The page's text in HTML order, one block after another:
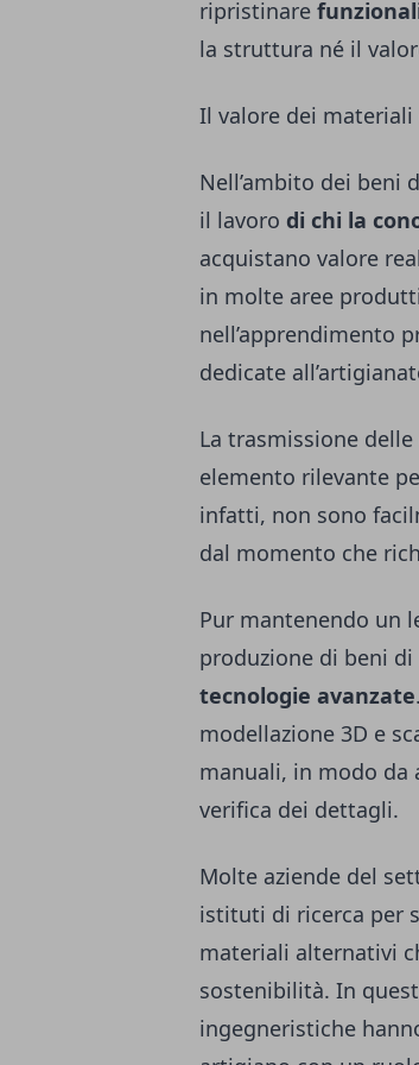
ripristinare
la struttura né il
Il valore dei
Nell’ambito dei beni
il lavoro di chi la
acquistano valore
in molte aree
nell’apprendimento
dedicate
La trasmissione
elemento rilevante
infatti, non sono
dal momento che
Pur mantenendo un
produzione di beni
tecnologie avanzate
modellazione 3D e
manuali, in modo da
verifica dei dettagli.
Molte aziende del
istituti di ricerca per
materiali alternativi
sostenibilità. In
ingegneristiche